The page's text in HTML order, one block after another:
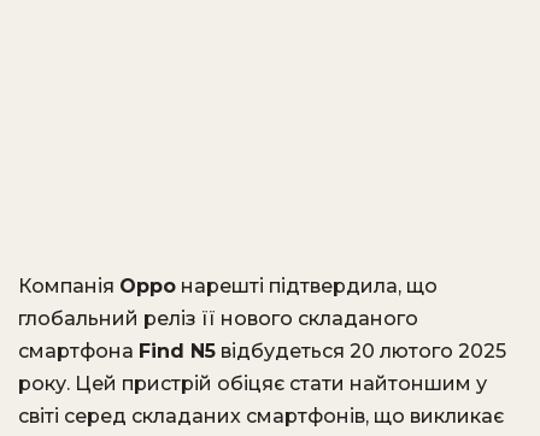
Компанія Oppo нарешті підтвердила, що
глобальний реліз її нового складаного
смартфона Find N5 відбудеться 20 лютого 2025
року. Цей пристрій обіцяє стати найтоншим у
світі серед складаних смартфонів, що викликає